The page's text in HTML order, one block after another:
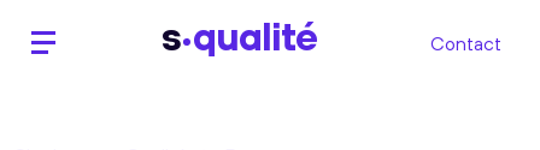
s qualité Contact